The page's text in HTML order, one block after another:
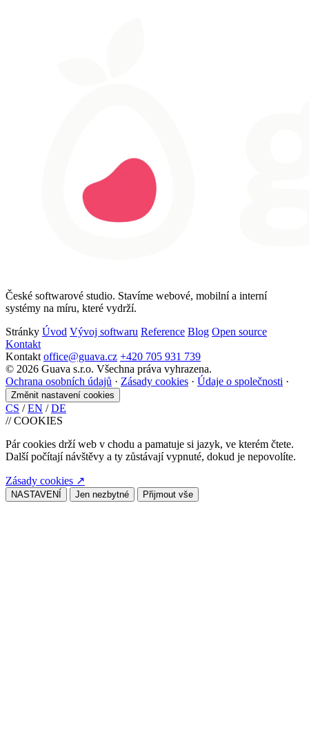
České softwarové studio. Stavíme webové, mobilní a interní
systémy na míru, které vydrží.
Stránky Úvod Vývoj softwaru Reference Blog Open source
Kontakt
Kontakt office@guava.cz +420 705 931 739
© 2026 Guava s.r.o. Všechna práva vyhrazena.
Ochrana osobních údajů · Zásady cookies · Údaje o společnosti ·
Změnit nastavení cookies
CS / EN / DE
// COOKIES
Pár cookies drží web v chodu a pamatuje si jazyk, ve kterém čtete.
Další počítají návštěvy a ty zůstávají vypnuté, dokud je nepovolíte.
Zásady cookies ↗
NASTAVENÍ Jen nezbytné Přijmout vše